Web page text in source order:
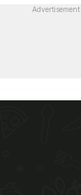
Advertisement